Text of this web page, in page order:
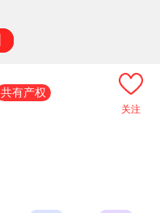
关注
共有产权